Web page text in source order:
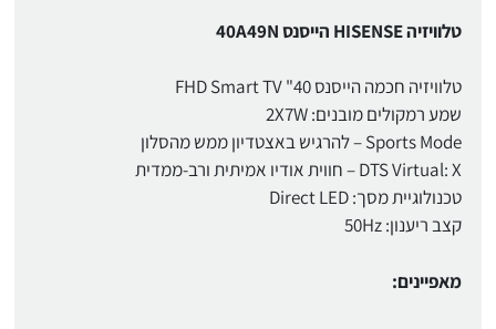
טלוויזיה HISENSE הייסנס 40A49N
טלוויזיה חכמה הייסנס 40" FHD Smart TV
שמע רמקולים מובנים: 2X7W
Sports Mode – להרגיש באצטדיון ממש מהסלון
DTS Virtual: X – חווית אודיו אמיתית ורב-ממדית
טכנולוגיית מסך: Direct LED
קצב ריענון: 50Hz
מאפיינים: